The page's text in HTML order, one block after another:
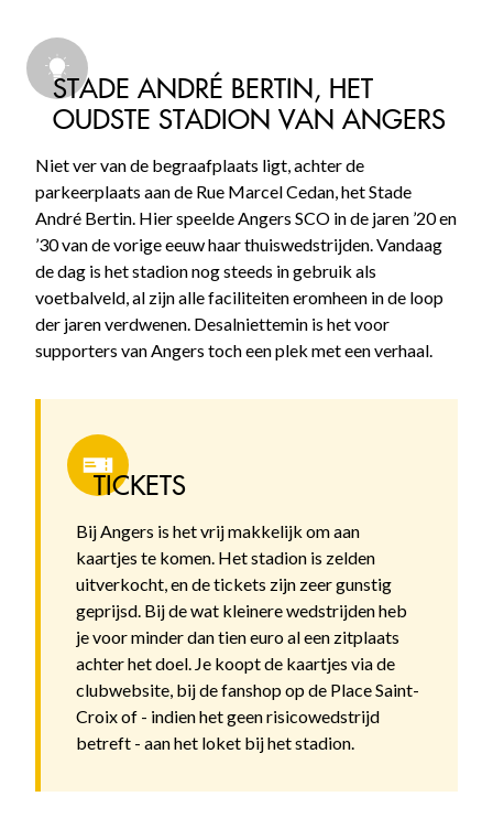
STADE ANDRÉ BERTIN, HET
OUDSTE STADION VAN ANGERS
Niet ver van de begraafplaats ligt, achter de
parkeerplaats aan de Rue Marcel Cedan, het Stade
André Bertin. Hier speelde Angers SCO in de jaren ’20 en
’30 van de vorige eeuw haar thuiswedstrijden. Vandaag
de dag is het stadion nog steeds in gebruik als
voetbalveld, al zijn alle faciliteiten eromheen in de loop
der jaren verdwenen. Desalniettemin is het voor
supporters van Angers toch een plek met een verhaal.
TICKETS
Bij Angers is het vrij makkelijk om aan
kaartjes te komen. Het stadion is zelden
uitverkocht, en de tickets zijn zeer gunstig
geprijsd. Bij de wat kleinere wedstrijden heb
je voor minder dan tien euro al een zitplaats
achter het doel. Je koopt de kaartjes via de
clubwebsite, bij de fanshop op de Place Saint-
Croix of - indien het geen risicowedstrijd
betreft - aan het loket bij het stadion.